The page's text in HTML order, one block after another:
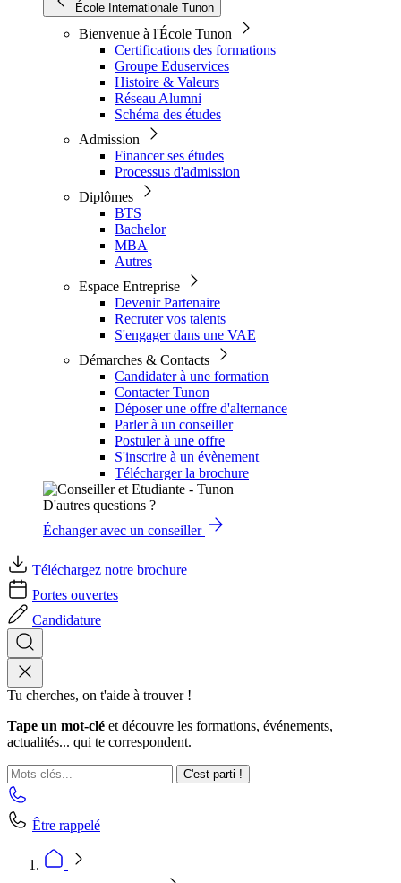
École Internationale Tunon
Bienvenue à l'École Tunon
Certifications des formations
Groupe Eduservices
Histoire & Valeurs
Réseau Alumni
Schéma des études
Admission
Financer ses études
Processus d'admission
Diplômes
BTS
Bachelor
MBA
Autres
Espace Entreprise
Devenir Partenaire
Recruter vos talents
S'engager dans une VAE
Démarches & Contacts
Candidater à une formation
Contacter Tunon
Déposer une offre d'alternance
Parler à un conseiller
Postuler à une offre
S'inscrire à un évènement
Télécharger la brochure
D'autres questions ?
Échanger avec un conseiller
Téléchargez notre brochure
Portes ouvertes
Candidature
Tu cherches, on t'aide à trouver !
Tape un mot-clé et découvre les formations, événements,
actualités... qui te correspondent.
C'est parti !
Être rappelé